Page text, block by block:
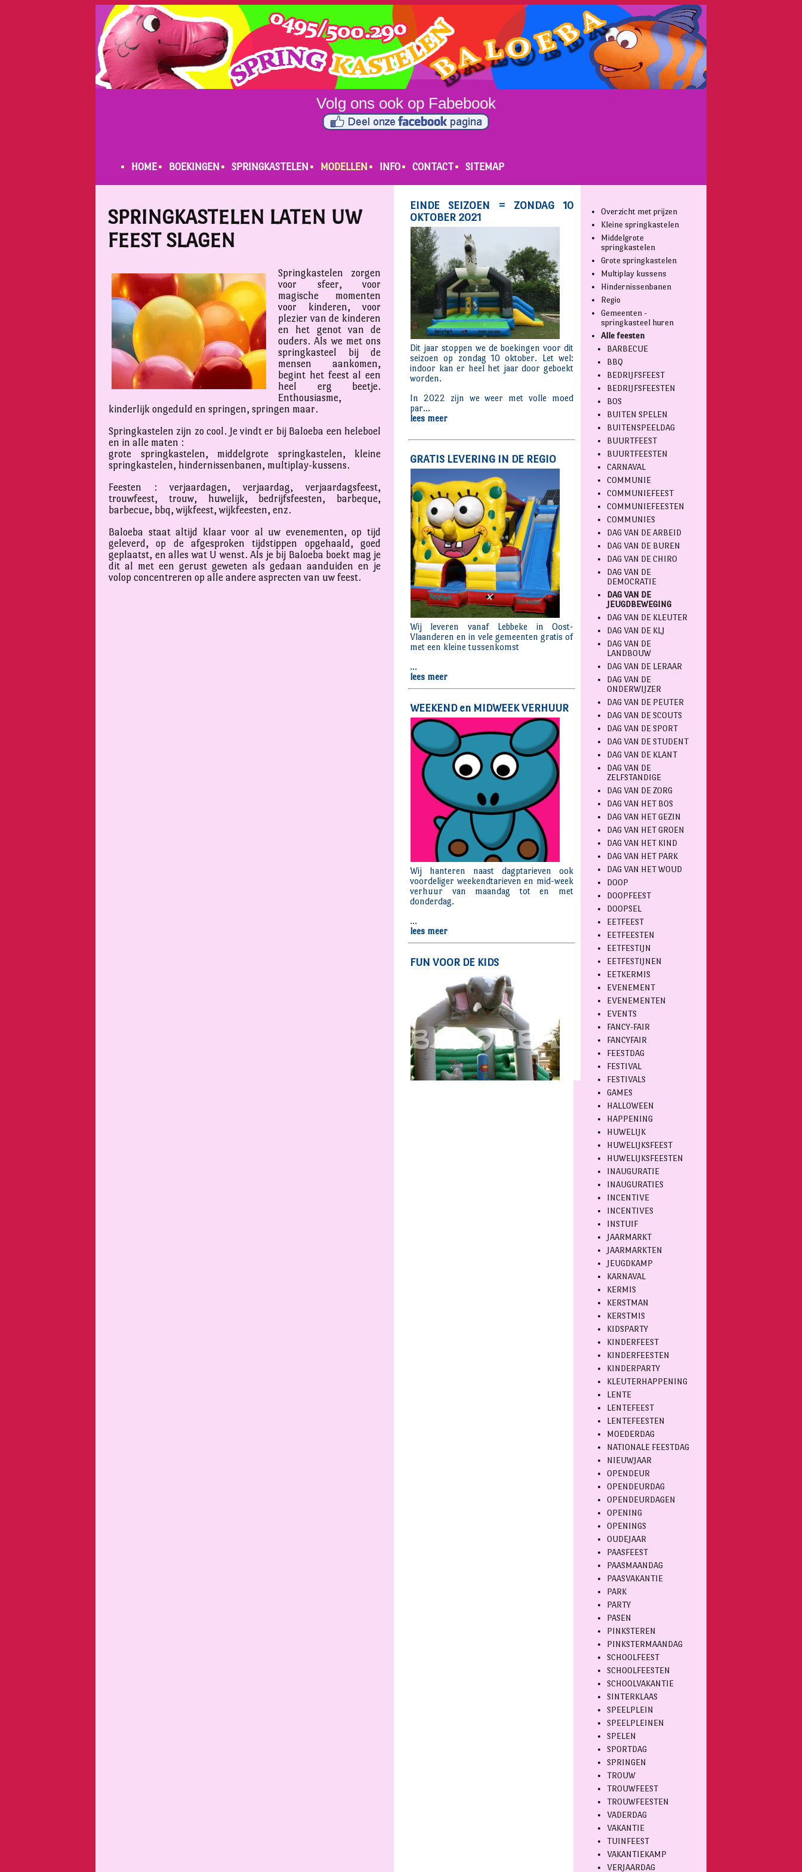
HOME BOEKINGEN SPRINGKASTELEN MODELLEN INFO CONTACT SITEMAP
SPRINGKASTELEN LATEN UW
FEEST SLAGEN
Springkastelen zorgen
voor sfeer, voor
magische momenten
voor kinderen, voor
plezier van de kinderen
en het genot van de
ouders. Als we met ons
springkasteel bij de
mensen aankomen,
begint het feest al een
heel erg beetje.
Enthousiasme,
kinderlijk ongeduld en springen, springen maar.
Springkastelen zijn zo cool. Je vindt er bij Baloeba een heleboel
en in alle maten :
grote springkastelen, middelgrote springkastelen, kleine
springkastelen, hindernissenbanen, multiplay-kussens.
Feesten : verjaardagen, verjaardag, verjaardagsfeest,
trouwfeest, trouw, huwelijk, bedrijfsfeesten, barbeque,
barbecue, bbq, wijkfeest, wijkfeesten, enz.
Baloeba staat altijd klaar voor al uw evenementen, op tijd
geleverd, op de afgesproken tijdstippen opgehaald, goed
geplaatst, en alles wat U wenst. Als je bij Baloeba boekt mag je
dit al met een gerust geweten als gedaan aanduiden en je
volop concentreren op alle andere asprecten van uw feest.
Overzicht met prijzen
Kleine springkastelen
Middelgrote
springkastelen
Grote springkastelen
Multiplay kussens
Hindernissenbanen
Regio
Gemeenten -
springkasteel huren
Alle feesten
BARBECUE
BBQ
BEDRIJFSFEEST
BEDRIJFSFEESTEN
BOS
BUITEN SPELEN
BUITENSPEELDAG
BUURTFEEST
BUURTFEESTEN
CARNAVAL
COMMUNIE
COMMUNIEFEEST
COMMUNIEFEESTEN
COMMUNIES
DAG VAN DE ARBEID
DAG VAN DE BUREN
DAG VAN DE CHIRO
DAG VAN DE
DEMOCRATIE
DAG VAN DE
JEUGDBEWEGING
DAG VAN DE KLEUTER
DAG VAN DE KLJ
DAG VAN DE
LANDBOUW
DAG VAN DE LERAAR
DAG VAN DE
ONDERWIJZER
DAG VAN DE PEUTER
DAG VAN DE SCOUTS
DAG VAN DE SPORT
DAG VAN DE STUDENT
DAG VAN DE KLANT
DAG VAN DE
ZELFSTANDIGE
DAG VAN DE ZORG
DAG VAN HET BOS
DAG VAN HET GEZIN
DAG VAN HET GROEN
DAG VAN HET KIND
DAG VAN HET PARK
DAG VAN HET WOUD
DOOP
DOOPFEEST
DOOPSEL
EETFEEST
EETFEESTEN
EETFESTIJN
EETFESTIJNEN
EETKERMIS
EVENEMENT
EVENEMENTEN
EVENTS
FANCY-FAIR
FANCYFAIR
FEESTDAG
FESTIVAL
FESTIVALS
GAMES
HALLOWEEN
HAPPENING
HUWELIJK
HUWELIJKSFEEST
HUWELIJKSFEESTEN
INAUGURATIE
INAUGURATIES
INCENTIVE
INCENTIVES
INSTUIF
JAARMARKT
JAARMARKTEN
JEUGDKAMP
KARNAVAL
KERMIS
KERSTMAN
KERSTMIS
KIDSPARTY
KINDERFEEST
KINDERFEESTEN
KINDERPARTY
KLEUTERHAPPENING
LENTE
LENTEFEEST
LENTEFEESTEN
MOEDERDAG
NATIONALE FEESTDAG
NIEUWJAAR
OPENDEUR
OPENDEURDAG
OPENDEURDAGEN
OPENING
OPENINGS
OUDEJAAR
PAASFEEST
PAASMAANDAG
PAASVAKANTIE
PARK
PARTY
PASEN
PINKSTEREN
PINKSTERMAANDAG
SCHOOLFEEST
SCHOOLFEESTEN
SCHOOLVAKANTIE
SINTERKLAAS
SPEELPLEIN
SPEELPLEINEN
SPELEN
SPORTDAG
SPRINGEN
TROUW
TROUWFEEST
TROUWFEESTEN
VADERDAG
VAKANTIE
TUINFEEST
VAKANTIEKAMP
VERJAARDAG